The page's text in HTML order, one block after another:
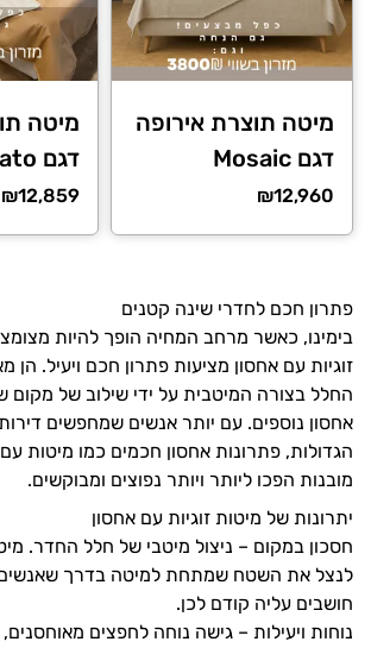
מיטה תוצרת אירופה
דגם Mosaic
₪12,960
מיטה
דגם Verato
₪12,859
פתרון חכם לחדרי שינה קטנים
בימינו, כאשר מרחב המחיה הופך להיות
זוגיות עם אחסון מציעות פתרון חכם ויעיל.
החלל בצורה המיטבית על ידי שילוב של מקום
אחסון נוספים. עם יותר אנשים שמחפשים
הגדולות, פתרונות אחסון חכמים כמו מיטות
מובנות הפכו ליותר ויותר נפוצים ומבוקשים.
יתרונות של מיטות זוגיות עם אחסון
חסכון במקום – ניצול מיטבי של חלל החדר.
לנצל את השטח שמתחת למיטה בדרך שאנשים
חושבים עליה קודם לכן.
נוחות ויעילות – גישה נוחה לחפצים